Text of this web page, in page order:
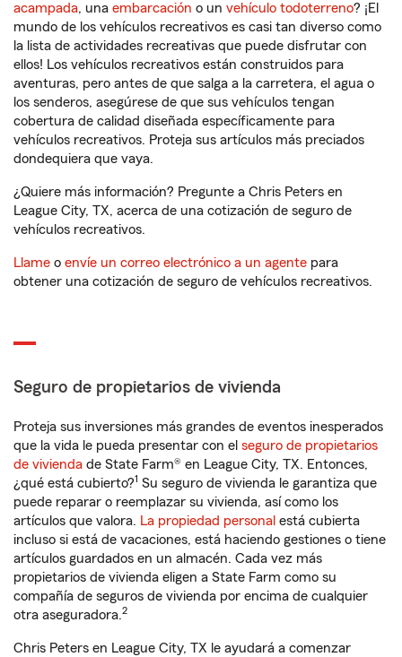
acampada, una embarcación o un vehículo todoterreno? ¡El
mundo de los vehículos recreativos es casi tan diverso como
la lista de actividades recreativas que puede disfrutar con
ellos! Los vehículos recreativos están construidos para
aventuras, pero antes de que salga a la carretera, el agua o
los senderos, asegúrese de que sus vehículos tengan
cobertura de calidad diseñada específicamente para
vehículos recreativos. Proteja sus artículos más preciados
dondequiera que vaya.
¿Quiere más información? Pregunte a Chris Peters en
League City, TX, acerca de una cotización de seguro de
vehículos recreativos.
Llame o envíe un correo electrónico a un agente para
obtener una cotización de seguro de vehículos recreativos.
Seguro de propietarios de vivienda
Proteja sus inversiones más grandes de eventos inesperados
que la vida le pueda presentar con el seguro de propietarios
de vivienda de State Farm® en League City, TX. Entonces,
¿qué está cubierto?1 Su seguro de vivienda le garantiza que
puede reparar o reemplazar su vivienda, así como los
artículos que valora. La propiedad personal está cubierta
incluso si está de vacaciones, está haciendo gestiones o tiene
artículos guardados en un almacén. Cada vez más
propietarios de vivienda eligen a State Farm como su
compañía de seguros de vivienda por encima de cualquier
otra aseguradora.2
Chris Peters en League City, TX le ayudará a comenzar